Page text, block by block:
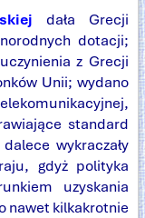
dała Grecji
dotacji;
z Grecji
Unii; wydano
standard
wykraczały
gdyż polityka
uzyskania
nawet kilkakrotnie